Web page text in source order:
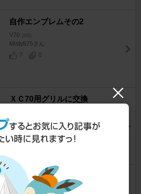
自作エンブレムその2
V70 [8B]
Misty875さん
7
0
ＸＣ70用グリルに交換
たかぼるさん
0
グリル再塗装 3
V70 [8B]